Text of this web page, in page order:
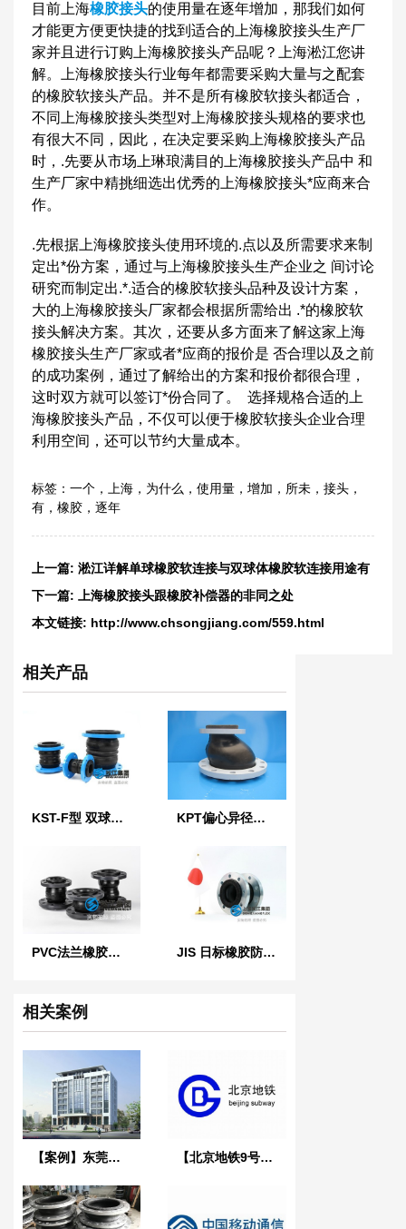
目前上海橡胶接头的使用量在逐年增加，那我们如何
才能更方便更快捷的找到适合的上海橡胶接头生产厂
家并且进行订购上海橡胶接头产品呢？上海淞江您讲
解。上海橡胶接头行业每年都需要采购大量与之配套
的橡胶软接头产品。并不是所有橡胶软接头都适合，
不同上海橡胶接头类型对上海橡胶接头规格的要求也
有很大不同，因此，在决定要采购上海橡胶接头产品
时，.先要从市场上琳琅满目的上海橡胶接头产品中 和
生产厂家中精挑细选出优秀的上海橡胶接头*应商来合
作。
.先根据上海橡胶接头使用环境的.点以及所需要求来制
定出*份方案，通过与上海橡胶接头生产企业之 间讨论
研究而制定出.*.适合的橡胶软接头品种及设计方案，
大的上海橡胶接头厂家都会根据所需给出 .*的橡胶软
接头解决方案。其次，还要从多方面来了解这家上海
橡胶接头生产厂家或者*应商的报价是 否合理以及之前
的成功案例，通过了解给出的方案和报价都很合理，
这时双方就可以签订*份合同了。 选择规格合适的上
海橡胶接头产品，不仅可以便于橡胶软接头企业合理
利用空间，还可以节约大量成本。
标签： 一个 ， 上海 ， 为什么 ， 使用量 ， 增加 ， 所未 ， 接头 ，
有 ， 橡胶 ， 逐年
上一篇: 淞江详解单球橡胶软连接与双球体橡胶软连接用途有
什么区别
下一篇:
上海橡胶接头跟橡胶补偿器的非同之处
本文链接: http://www.chsongjiang.com/559.html
相关产品
KST-F型 双球体橡胶接头 KPT偏心异径橡胶软接头
PVC法兰橡胶软接头 JIS 日标橡胶防震接头
相关案例
【案例】东莞塘厦自来水公司DN800饮用水管道改造用橡胶接头 【北京地铁9号线西站】冷塔空调给回、水管道双球橡胶接头案例